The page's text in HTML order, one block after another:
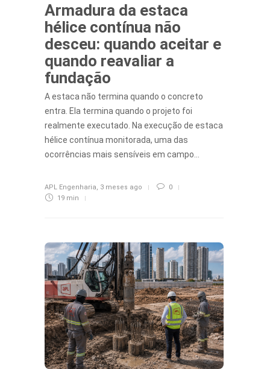
Armadura da estaca
hélice contínua não
desceu: quando aceitar e
quando reavaliar a
fundação
A estaca não termina quando o concreto
entra. Ela termina quando o projeto foi
realmente executado. Na execução de estaca
hélice contínua monitorada, uma das
ocorrências mais sensíveis em campo…
APL Engenharia, 3 meses ago
0
19 min